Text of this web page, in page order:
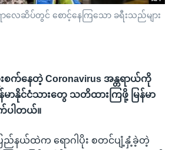
ေဆိပ်တွင် စောင့်နေကြသော ခရီးသည်များ
နေတဲ့ Coronavirus အန္တရာယ်ကို
ာနိုင်ငံသားတွေ သတိထားကြဖို့ မြန်မာ
ပါတယ်။
ြည်နယ်ထဲက ရောဂါပိုး စတင်ပျံ့နှံ့ခဲ့တဲ့